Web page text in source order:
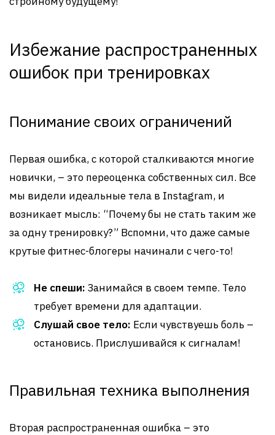
Избежание распространенных
ошибок при тренировках
Понимание своих ограничений
Первая ошибка, с которой сталкиваются многие
новички, – это переоценка собственных сил. Все
мы видели идеальные тела в Instagram, и
возникает мысль: “Почему бы не стать таким же
за одну тренировку?” Вспомни, что даже самые
крутые фитнес-блогеры начинали с чего-то!
Не спеши: Занимайся в своем темпе. Тело
требует времени для адаптации.
Слушай свое тело: Если чувствуешь боль –
остановись. Прислушивайся к сигналам!
Правильная техника выполнения
Вторая распространенная ошибка – это